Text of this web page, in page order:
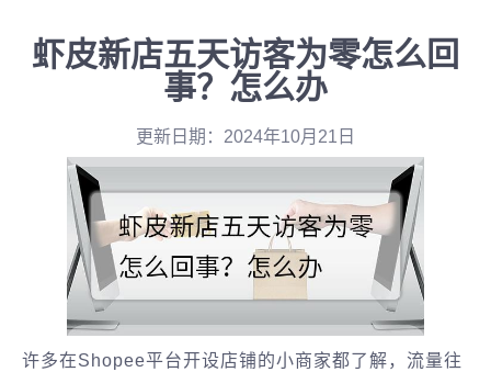
虾皮新店五天访客为零怎么回
事？怎么办
更新日期：2024年10月21日
许多在Shopee平台开设店铺的小商家都了解，流量往